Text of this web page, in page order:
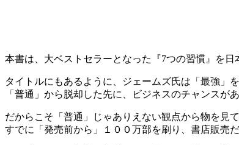
本書は、大ベストセラーとなった『7つの習慣』を
タイトルにもあるように、ジェームズ氏は「最強」
「普通」から脱却した先に、ビジネスのチャンスが
だからこそ「普通」じゃありえない観点から物を見
すでに「発売前から」１００万部を刷り、書店販売